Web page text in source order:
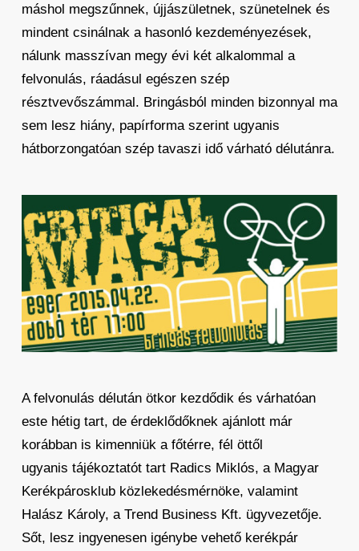
máshol megszűnnek, újjászületnek, szünetelnek és
mindent csinálnak a hasonló kezdeményezések,
nálunk masszívan megy évi két alkalommal a
felvonulás, ráadásul egészen szép
résztvevőszámmal. Bringásból minden bizonnyal ma
sem lesz hiány, papírforma szerint ugyanis
hátborzongatóan szép tavaszi idő várható délutánra.
A felvonulás délután ötkor kezdődik és várhatóan
este hétig tart, de érdeklődőknek ajánlott már
korábban is kimenniük a főtérre, fél öttől
ugyanis tájékoztatót tart Radics Miklós, a Magyar
Kerékpárosklub közlekedésmérnöke, valamint
Halász Károly, a Trend Business Kft. ügyvezetője.
Sőt, lesz ingyenesen igénybe vehető kerékpár